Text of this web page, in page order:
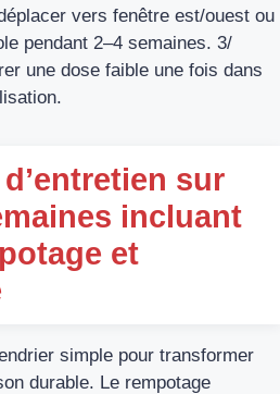
vers fenêtre est/ouest ou
pendant 2–4 semaines. 3/
une dose faible une fois dans
sur
incluant
et
simple pour transformer
durable. Le rempotage